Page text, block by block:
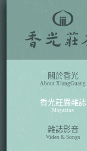
關於香光
About XiangGuang
香光莊嚴雜誌
Magazine
雜誌影音
Video & Songs